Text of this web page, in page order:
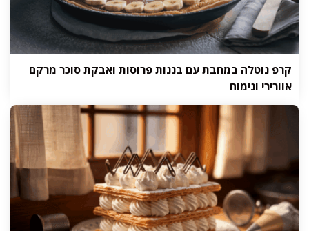
קרפ נוטלה במחבת עם בננות פרוסות ואבקת סוכר מרקם
אוורירי ונימוח